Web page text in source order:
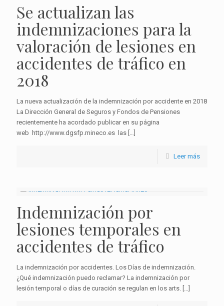
Se actualizan las
indemnizaciones para la
valoración de lesiones en
accidentes de tráfico en
2018
La nueva actualización de la indemnización por accidente en 2018
La Dirección General de Seguros y Fondos de Pensiones
recientemente ha acordado publicar en su página
web http://www.dgsfp.mineco.es las […]
Leer más
Indemnización por
lesiones temporales en
accidentes de tráfico
La indemnización por accidentes. Los Días de indemnización.
¿Qué indemnización puedo reclamar? La indemnización por
lesión temporal o días de curación se regulan en los arts. […]